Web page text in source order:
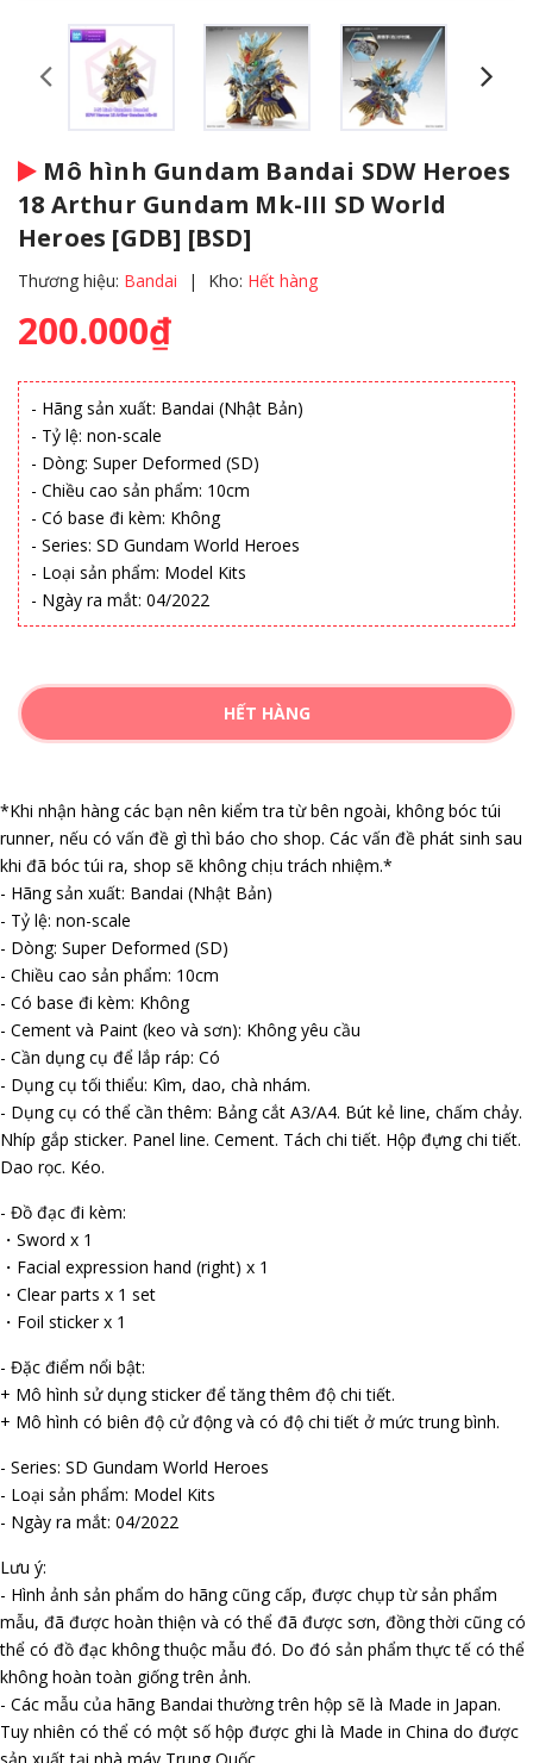
Mô hình Gundam Bandai SDW Heroes
18 Arthur Gundam Mk-III SD World
Heroes [GDB] [BSD]
Thương hiệu: Bandai | Kho: Hết hàng
200.000₫
- Hãng sản xuất: Bandai (Nhật Bản)
- Tỷ lệ: non-scale
- Dòng: Super Deformed (SD)
- Chiều cao sản phẩm: 10cm
- Có base đi kèm: Không
- Series: SD Gundam World Heroes
- Loại sản phẩm: Model Kits
- Ngày ra mắt: 04/2022
HẾT HÀNG
*Khi nhận hàng các bạn nên kiểm tra từ bên ngoài, không bóc túi
runner, nếu có vấn đề gì thì báo cho shop. Các vấn đề phát sinh sau
khi đã bóc túi ra, shop sẽ không chịu trách nhiệm.*
- Hãng sản xuất: Bandai (Nhật Bản)
- Tỷ lệ: non-scale
- Dòng: Super Deformed (SD)
- Chiều cao sản phẩm: 10cm
- Có base đi kèm: Không
- Cement và Paint (keo và sơn): Không yêu cầu
- Cần dụng cụ để lắp ráp: Có
- Dụng cụ tối thiểu: Kìm, dao, chà nhám.
- Dụng cụ có thể cần thêm: Bảng cắt A3/A4. Bút kẻ line, chấm chảy.
Nhíp gắp sticker. Panel line. Cement. Tách chi tiết. Hộp đựng chi tiết.
Dao rọc. Kéo.
- Đồ đạc đi kèm:
・Sword x 1
・Facial expression hand (right) x 1
・Clear parts x 1 set
・Foil sticker x 1
- Đặc điểm nổi bật:
+ Mô hình sử dụng sticker để tăng thêm độ chi tiết.
+ Mô hình có biên độ cử động và có độ chi tiết ở mức trung bình.
- Series: SD Gundam World Heroes
- Loại sản phẩm: Model Kits
- Ngày ra mắt: 04/2022
Lưu ý:
- Hình ảnh sản phẩm do hãng cũng cấp, được chụp từ sản phẩm
mẫu, đã được hoàn thiện và có thể đã được sơn, đồng thời cũng có
thể có đồ đạc không thuộc mẫu đó. Do đó sản phẩm thực tế có thể
không hoàn toàn giống trên ảnh.
- Các mẫu của hãng Bandai thường trên hộp sẽ là Made in Japan.
Tuy nhiên có thể có một số hộp được ghi là Made in China do được